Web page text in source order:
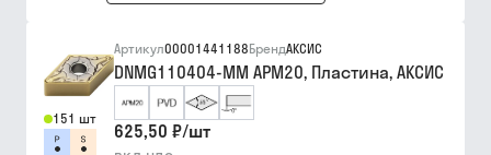
151 шт
Артикул00001441188БрендАКСИС
DNMG110404-MM APM20, Пластина, АКСИС
625,50 ₽/шт